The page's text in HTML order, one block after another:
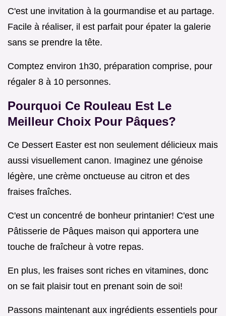
C'est une invitation à la gourmandise et au partage.
Facile à réaliser, il est parfait pour épater la galerie
sans se prendre la tête.
Comptez environ 1h30, préparation comprise, pour
régaler 8 à 10 personnes.
Pourquoi Ce Rouleau Est Le
Meilleur Choix Pour Pâques?
Ce Dessert Easter est non seulement délicieux mais
aussi visuellement canon. Imaginez une génoise
légère, une crème onctueuse au citron et des
fraises fraîches.
C'est un concentré de bonheur printanier! C'est une
Pâtisserie de Pâques maison qui apportera une
touche de fraîcheur à votre repas.
En plus, les fraises sont riches en vitamines, donc
on se fait plaisir tout en prenant soin de soi!
Passons maintenant aux ingrédients essentiels pour